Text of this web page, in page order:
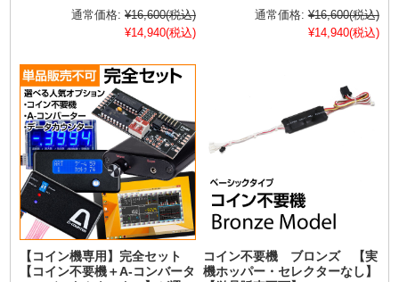
通常価格: ¥16,600(税込)
¥14,940(税込)
通常価格: ¥16,600(税込)
¥14,940(税込)
【コイン機専用】完全セット
【コイン不要機＋A-コンバータ
コイン不要機 ブロンズ 【実
機ホッパー・セレクターなし】